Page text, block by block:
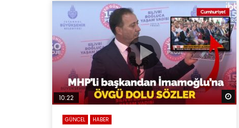
10:22
GÜNCEL HABER